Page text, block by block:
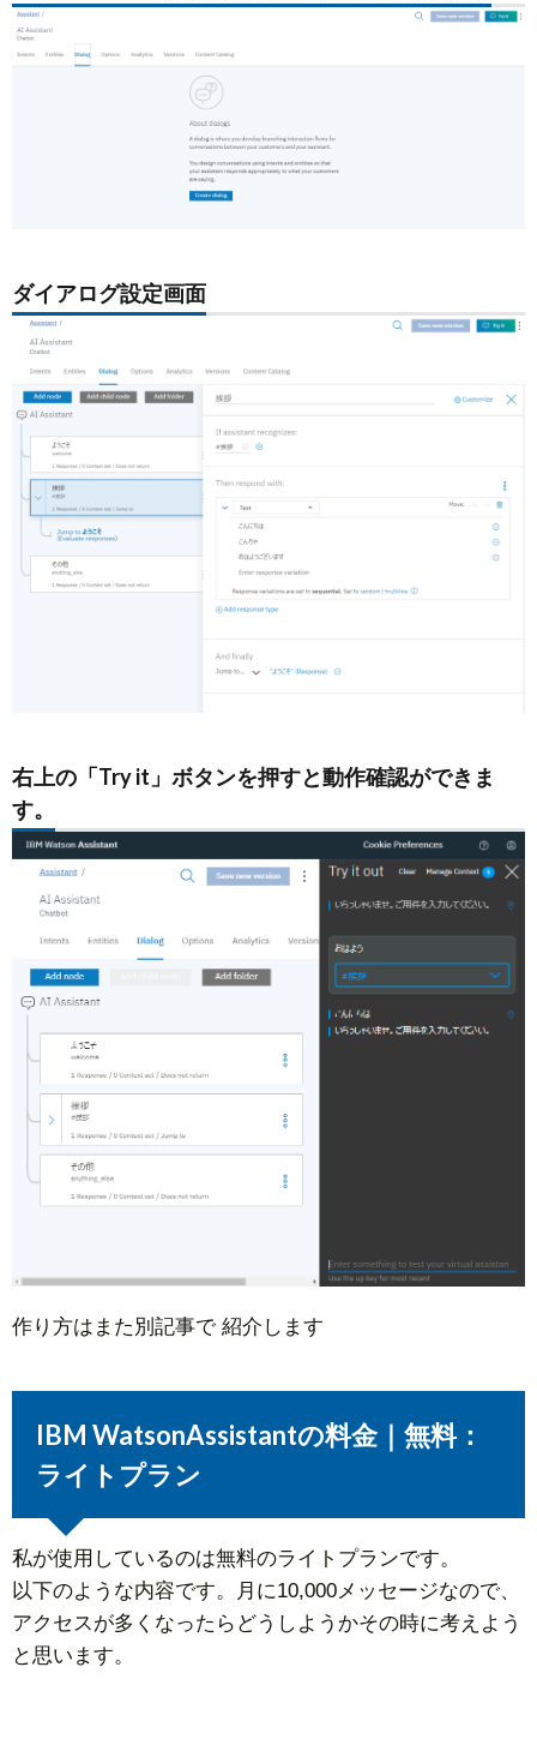
ダイアログ設定画面
右上の「Try it」ボタンを押すと動作確認ができま
す。
作り方はまた別記事で 紹介します
IBM WatsonAssistantの料金｜無料：
ライトプラン
私が使用しているのは無料のライトプランです。
以下のような内容です。月に10,000メッセージなので、
アクセスが多くなったらどうしようかその時に考えよう
と思います。